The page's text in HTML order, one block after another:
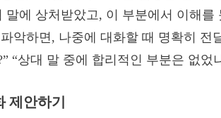
말에 상처받았고, 이 부분에서 이해
악하면, 나중에 대화할 때 명확히 전
“상대 말 중에 합리적인 부분은 없었
제안하기